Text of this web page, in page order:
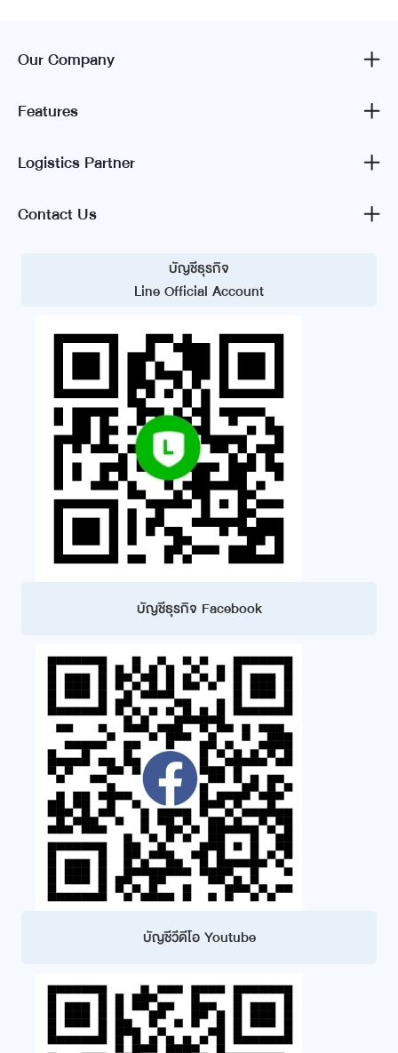
Our Company
Features
Logistics Partner
Contact Us
บัญชีธุรกิจ
Line Official Account
บัญชีธุรกิจ Facebook
บัญชีวีดีโอ Youtube